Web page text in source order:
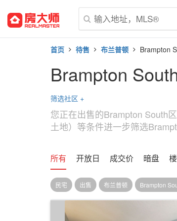
首页 待售 布兰普顿 Brampton
Brampton
筛选社区 +
您正在出售的Brampton South
土地）等条件进一步筛选
所有 开放日 成交价 暗盘
民宅 出售 布兰普顿 Brampton